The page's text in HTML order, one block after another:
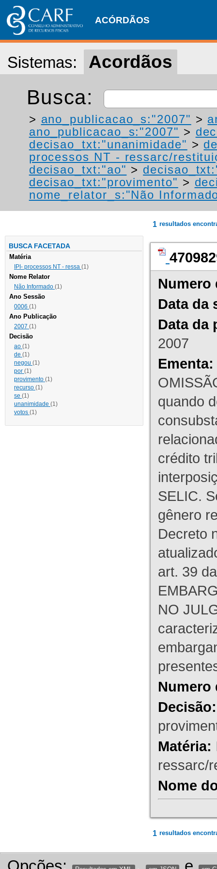
ACÓRDÃOS
Sistemas: Acordãos
Busca:
> ano_publicacao_s:"2007" >
ano_publicacao_s:"2007" >
decisao_txt:"unanimidade" >
processos NT - ressarc/
decisao_txt:"ao" >
decisao_txt:"provimento" >
nome_relator_s:"Não
BUSCA FACETADA
Matéria
IPI- processos NT - ressa (1)
Nome Relator
Não Informado (1)
Ano Sessão
0006 (1)
Ano Publicação
2007 (1)
Decisão
ao (1)
de (1)
negou (1)
por (1)
provimento (1)
recurso (1)
se (1)
unanimidade (1)
votos (1)
1 resultados
Numero
Data da
Data da
2007
Ementa:
quando
crédito
SELIC.
gênero
Decreto
art. 39
NO
Numero
Decisão:
Matéria:
ressarc/
Nome
1 resultados